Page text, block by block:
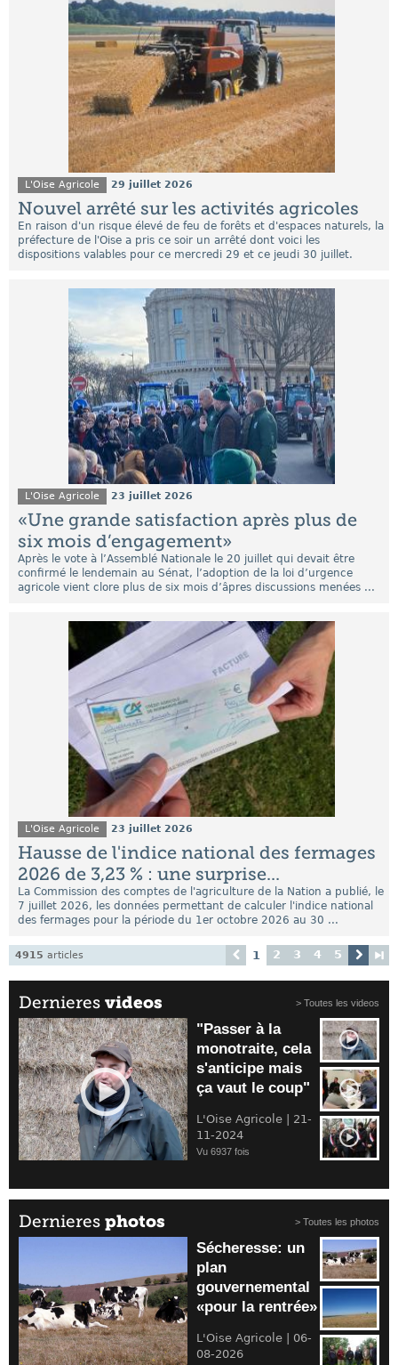
L'Oise Agricole 29 juillet 2026
Nouvel arrêté sur les activités agricoles
En raison d'un risque élevé de feu de forêts et d'espaces naturels, la
préfecture de l'Oise a pris ce soir un arrêté dont voici les
dispositions valables pour ce mercredi 29 et ce jeudi 30 juillet.
L'Oise Agricole 23 juillet 2026
«Une grande satisfaction après plus de
six mois d’engagement»
Après le vote à l’Assemblé Nationale le 20 juillet qui devait être
confirmé le lendemain au Sénat, l’adoption de la loi d’urgence
agricole vient clore plus de six mois d’âpres discussions menées ...
L'Oise Agricole 23 juillet 2026
Hausse de l'indice national des fermages
2026 de 3,23 % : une surprise...
La Commission des comptes de l'agriculture de la Nation a publié, le
7 juillet 2026, les données permettant de calculer l'indice national
des fermages pour la période du 1er octobre 2026 au 30 ...
1 2 3 4 5
4915 articles
> Toutes les videos
Dernieres videos
"Passer à la
monotraite, cela
s'anticipe mais
ça vaut le coup"
L'Oise Agricole | 21-
11-2024
Vu 6937 fois
> Toutes les photos
Dernieres photos
Sécheresse: un
plan
gouvernemental
«pour la rentrée»
L'Oise Agricole | 06-
08-2026